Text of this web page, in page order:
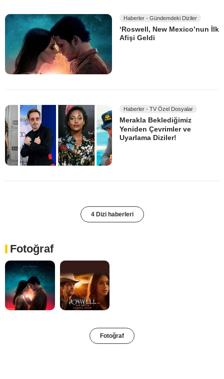
Haberler - Gündemdeki Diziler
‘Roswell, New Mexico’nun İlk
Afişi Geldi
Haberler - TV Özel Dosyalar
Merakla Beklediğimiz
Yeniden Çevrimler ve
Uyarlama Diziler!
4 Dizi haberleri
Fotoğraf
Fotoğraf